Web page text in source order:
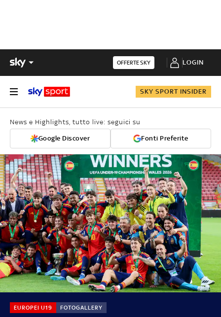
OFFERTE SKY LOGIN
SKY SPORT INSIDER
News e Highlights, tutto live: seguici su
Google Discover Fonti Preferite
EUROPEI U19 FOTOGALLERY